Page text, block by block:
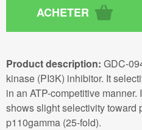
Product description: GDC-
kinase (PI3K) inhibitor. It
in an ATP-competitive
shows slight selectivity toward
p110gamma (25-fold).